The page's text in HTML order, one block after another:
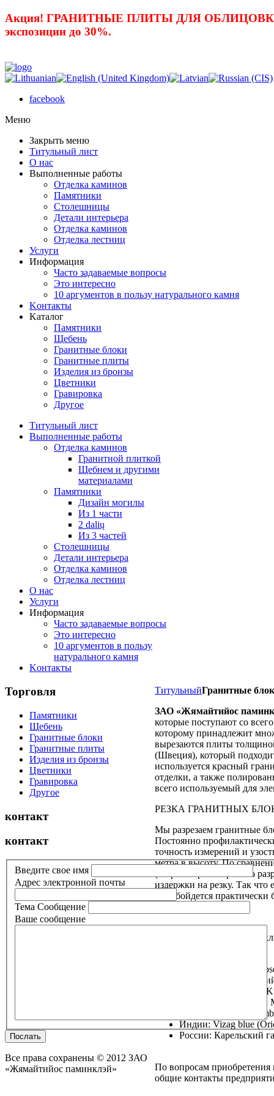
Акция! ГРАНИТНЫЕ ПЛИТЫ ДЛЯ
экспозиции до 30%.
facebook
Mеню
Закрыть меню
Титульный лист
О нас
Выполненные работы
Отделка каминов
Памятники
Столешницы
Детали интерьера
Отделка каминов
Отделка лестниц
Услуги
Информация
Часто задаваемые вопросы
Это интересно
10 аргументов в пользу натурального камня
Koнтакты
Kаталог
Памятники
Щебень
Гранитные блоки
Гранитные плиты
Изделия из бронзы
Цветники
Гравировка
Другое
Титульный лист
Выполненные работы
Отделка каминов
Гранитной плиткой
Щебнем и другими
материалами
Памятники
Дизайн могилы
Из 1 части
2 dalių
Из 3 частей
Столешницы
Детали интерьера
Отделка каминов
Отделка лестниц
О нас
Услуги
Информация
Часто задаваемые вопросы
Это интересно
10 аргументов в пользу
натурального камня
Koнтакты
ТитульныйГранитные
ЗАО «Жямайтийос
которые поступают со
которому принадлежит
вырезаются плиты
(Швеция), который
используется красный
отделки, а также
всего используемый для
РЕЗКА ГРАНИТНЫХ
Мы разрезаем гранитные
Постоянно
точность измерений и
метра в высоту. По
(ширина трехметрового
издержки на резку. Так
это обойдется
ЗАО «Жямайтийос
Швеции: черный
(Swedish green),
Финляндии: Aurora,
Норвегии: Blue pearl,
Южной Африки
Индии: Vizag blue
России: Карельский
По вопросам приобретения
общие контакты
Торговля
Памятники
Щебень
Гранитные блоки
Гранитные плиты
Изделия из бронзы
Цветники
Гравировка
Другое
контакт
контакт
Введите свое имя
Aдрес электронной почты
Тема Сообщение
Ваше сообщение
Послать
Все права сохранены © 2012 ЗАО
«Жямайтийос паминклэй»